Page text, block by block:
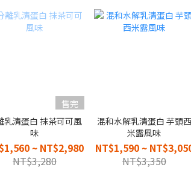
售完
乳清蛋白 抹茶可可風
味
~ NT$2,980
NT$3,280
混和水解乳清蛋白 芋頭西
米露風味
NT$1,590 ~
NT$3,350